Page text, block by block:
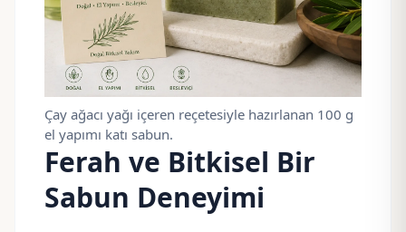
Çay ağacı yağı içeren reçetesiyle hazırlanan 100 g
el yapımı katı sabun.
Ferah ve Bitkisel Bir
Sabun Deneyimi